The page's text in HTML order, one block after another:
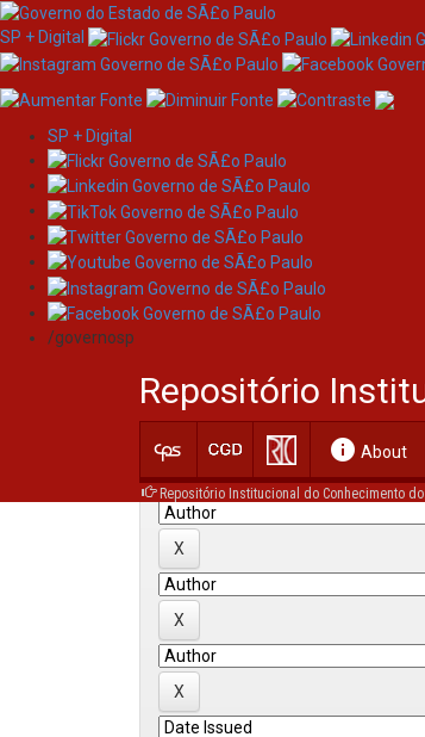
Skip
navigation
SP + Digital
SP + Digital
/governosp
Repositório
info About
Repositório Institucional do Conhecimento do
Search
Current filters: